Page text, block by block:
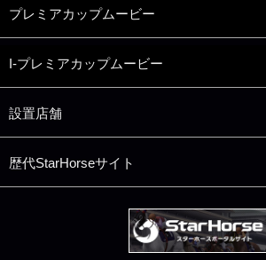
プレミアカップムービー
I-プレミアカップムービー
設置店舗
歴代StarHorseサイト